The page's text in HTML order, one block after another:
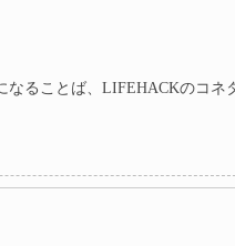
なることば、LIFEHACKのコネ